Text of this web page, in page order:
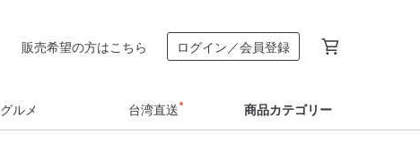
販売希望の方はこちら ログイン／会員登録
グルメ 台湾直送 商品カテゴリー